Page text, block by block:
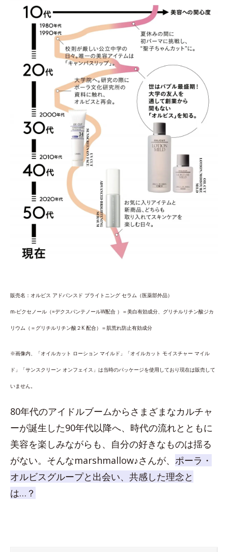
販売名：オルビス アドバンスド ブライトニング セラム（医薬部外品）
m‐ピクセノール（=デクスパンテノールW配合 ）＝美白有効成分、グリチルリチン酸ジカ
リウム（＝グリチルリチン酸２K 配合）＝肌荒れ防止有効成分
※画像内、「オイルカット ローション マイルド」「オイルカット モイスチャー マイル
ド」「サンスクリーン オンフェイス」は当時のパッケージを使用しており現在は販売して
いません。
80年代のアイドルブームからさまざまなカルチャ
ーが誕生した90年代以降へ、時代の流れとともに
美容を楽しみながらも、自分の好きなものは揺る
がない。そんなmarshmallow♪さんが、 ポーラ・
オルビスグループと出会い、共感した理念と
は…？